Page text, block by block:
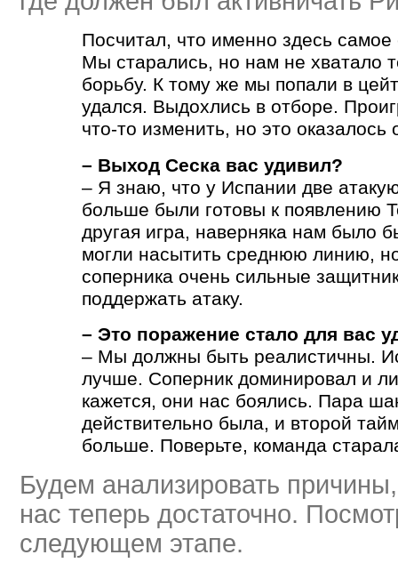
Посчитал, что именно здесь
Мы старались, но нам не хватало
борьбу. К тому же мы попали в
удался. Выдохлись в отборе.
что-то изменить, но это оказалось
– Выход Сеска вас удивил?
– Я знаю, что у Испании две
больше были готовы к появлению
другая игра, наверняка нам было
могли насытить среднюю линию,
соперника очень сильные
поддержать атаку.
– Это поражение стало для вас
– Мы должны быть реалистичны.
лучше. Соперник доминировал и
кажется, они нас боялись. Пара
действительно была, и второй
больше. Поверьте, команда
Будем анализировать
нас теперь достаточно.
следующем этапе.